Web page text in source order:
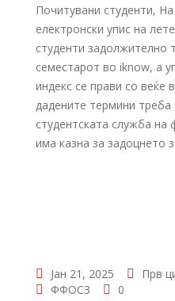
Почитувани студенти,
електронски упис на
студенти задолжително
семестарот во iknow, а
индекс се прави со веќе
дадените термини
студентската служба на
има казна за задоцнето
Јан 21, 2025 Прв
ФФОСЗ
0